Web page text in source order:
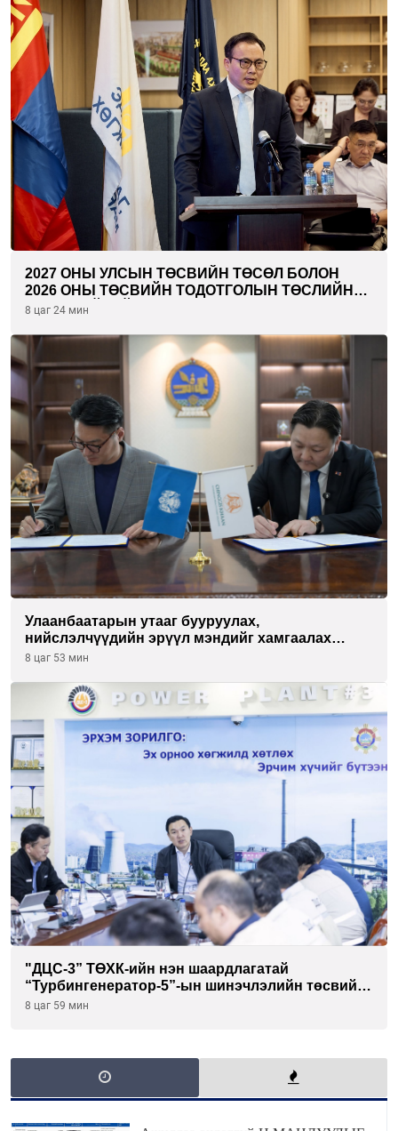
2027 ОНЫ УЛСЫН ТӨСВИЙН ТӨСӨЛ БОЛОН
2026 ОНЫ ТӨСВИЙН ТОДОТГОЛЫН ТӨСЛИЙН
ОЛОН НИЙТИЙН ХЭЛЭЛЦҮҮЛЭГ БОЛЛОО
8 цаг 24 мин
Улаанбаатарын утааг бууруулах,
нийслэлчүүдийн эрүүл мэндийг хамгаалах
төслийг “Чингис хаан баялгийн сан нэгдэл” ХХК-
8 цаг 53 мин
"ДЦС-3” ТӨХК-ийн нэн шаардлагатай
“Турбингенератор-5”-ын шинэчлэлийн төсвийг
шийдвэрлэхээр болов
8 цаг 59 мин